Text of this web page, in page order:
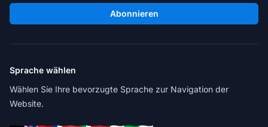
Abonnieren
Sprache wählen
Wählen Sie Ihre bevorzugte Sprache zur Navigation der
Website.